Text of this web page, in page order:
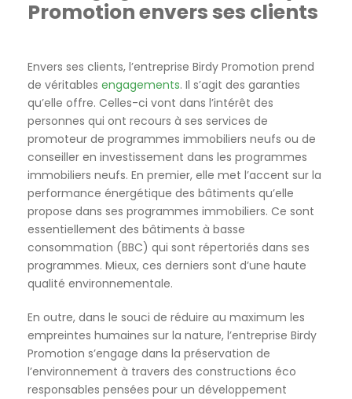
Promotion envers ses clients
Envers ses clients, l’entreprise Birdy Promotion prend
de véritables engagements. Il s’agit des garanties
qu’elle offre. Celles-ci vont dans l’intérêt des
personnes qui ont recours à ses services de
promoteur de programmes immobiliers neufs ou de
conseiller en investissement dans les programmes
immobiliers neufs. En premier, elle met l’accent sur la
performance énergétique des bâtiments qu’elle
propose dans ses programmes immobiliers. Ce sont
essentiellement des bâtiments à basse
consommation (BBC) qui sont répertoriés dans ses
programmes. Mieux, ces derniers sont d’une haute
qualité environnementale.
En outre, dans le souci de réduire au maximum les
empreintes humaines sur la nature, l’entreprise Birdy
Promotion s’engage dans la préservation de
l’environnement à travers des constructions éco
responsables pensées pour un développement